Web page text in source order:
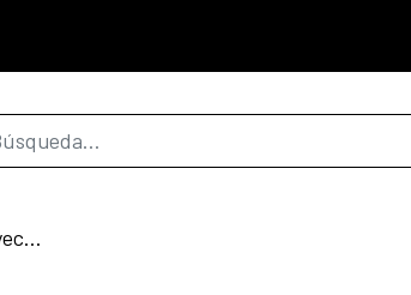
de búsqueda
Acerca DE CINE: Cómo crear un proyecto audiovisual